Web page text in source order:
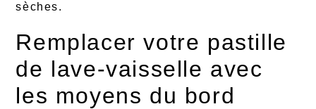
sèches.
Remplacer votre pastille
de lave-vaisselle avec
les moyens du bord